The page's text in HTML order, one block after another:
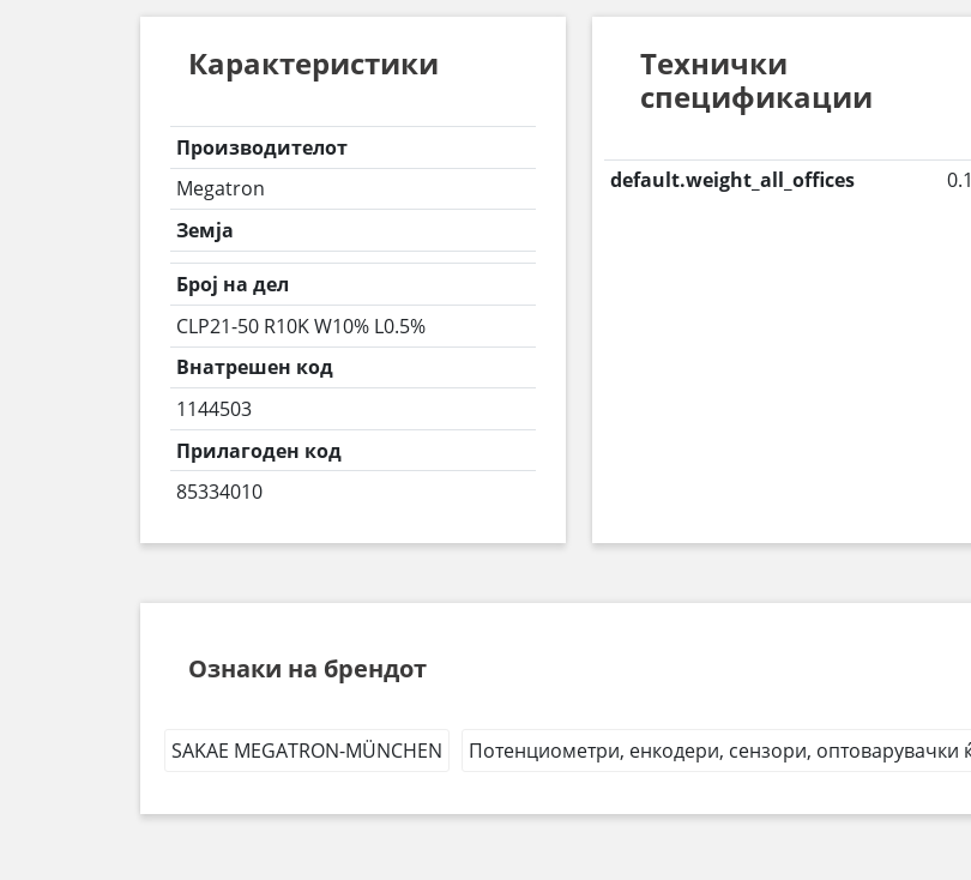
Карактеристики
Производителот
Megatron
Земја
Број на дел
CLP21-50 R10K W10% L0.5%
Внатрешен код
1144503
Прилагоден код
85334010
Технички
спецификации
default.weight_all_offices
Ознаки на брендот
SAKAE MEGATRON-MÜNCHEN Потенциометри, енкодери, сензори,